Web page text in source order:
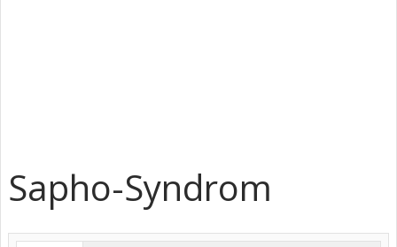
Sapho-Syndrom